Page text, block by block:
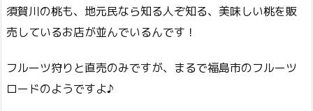
須賀川の桃も、地元民なら知る人ぞ知る、美味しい桃を販
売しているお店が並んでいるんです！
フルーツ狩りと直売のみですが、まるで福島市のフルーツ
ロードのようですよ♪